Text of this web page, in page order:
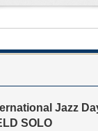
Jazz
SOLO